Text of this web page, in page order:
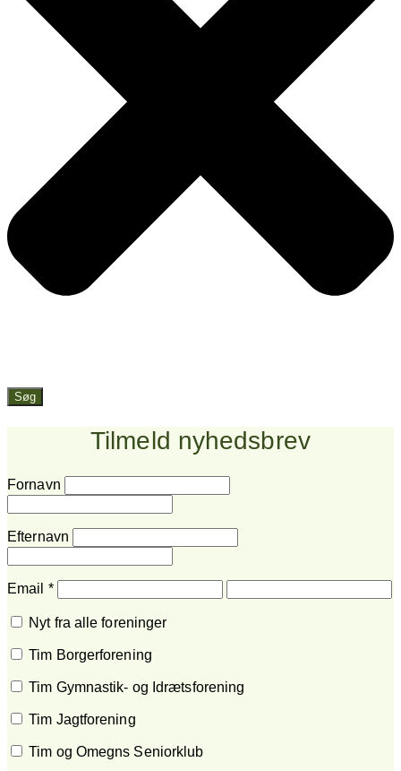
Søg
Tilmeld nyhedsbrev
Fornavn
Efternavn
Email *
Nyt fra alle foreninger
Tim Borgerforening
Tim Gymnastik- og Idrætsforening
Tim Jagtforening
Tim og Omegns Seniorklub